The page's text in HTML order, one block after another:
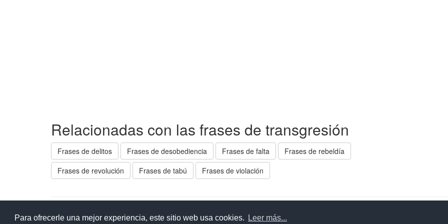
Para ofrecerle una mejor experiencia, este sitio web usa cookies. Leer más...
Relacionadas con las frases de transgresión
Frases de delitos Frases de desobediencia Frases de falta
Frases de rebeldía
Frases de revolución
Frases de tabú Frases de violación
Ayuda Aviso legal